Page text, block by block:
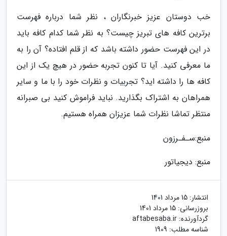
خب دوستان عزیز خبرنگاران ، نظر شما درباره فهرست
برترین کافه های تبریز چیست؟ به نظر شما کدام کافه باید
در این فهرست حضور داشته باشد که از قلم افتاده؟ آن را به
ما معرفی کنید. آیا تا کنون تجربه حضور در هیچ یک از این
کافه ها را داشته اید؟ تجربیات و نظرات خود را با ما و سایر
همراهان به اشتراک بگذارید. نباید فراموش کنید بی صبرانه
منتظر تماشا نظرات شما عزیزان همراه هستیم.
منبع:سـفـرزون
منبع: دیجیاتور
انتشار: 15 مرداد 1401
بروزرسانی: 15 مرداد 1401
گردآورنده: aftabesaba.ir
شناسه مطلب: 1909